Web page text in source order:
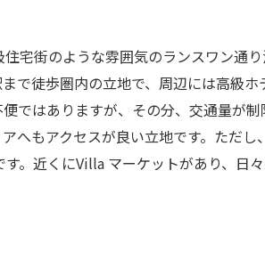
宅街のような雰囲気のランスワン通
で徒歩圏内の立地で、周辺には高級
ではありますが、その分、交通量が
へもアクセスが良い立地です。ただ
。近くにVilla マーケットがあり、日々